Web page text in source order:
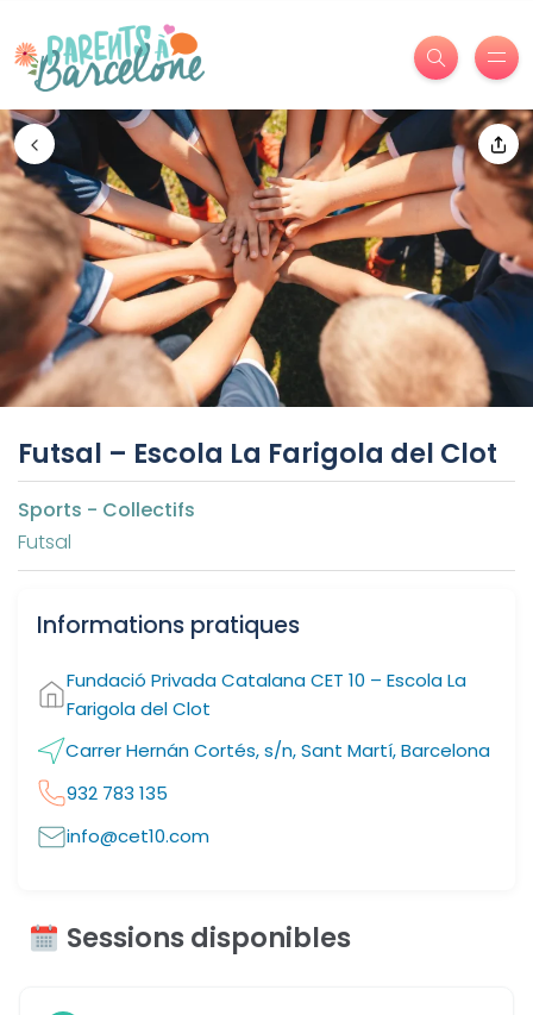
Futsal – Escola La Farigola del Clot
Sports - Collectifs
Futsal
Informations pratiques
Fundació Privada Catalana CET 10 – Escola La
Farigola del Clot
Carrer Hernán Cortés, s/n, Sant Martí, Barcelona
932 783 135
info@cet10.com
Sessions disponibles